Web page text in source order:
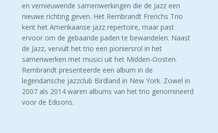
en vernieuwende samenwerkingen die de Jazz een
nieuwe richting geven. Het Rembrandt Frerichs Trio
kent het Amerikaanse jazz repertoire, maar past
ervoor om de gebaande paden te bewandelen. Naast
de Jazz, vervult het trio een pioniersrol in het
samenwerken met musici uit het Midden-Oosten.
Rembrandt presenteerde een album in de
legendarische jazzclub Birdland in New York. Zowel in
2007 als 2014 waren albums van het trio genomineerd
voor de Edisons.